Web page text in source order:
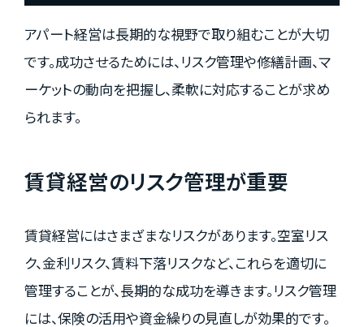
アパート経営は長期的な視野で取り組むことが大切
です。成功させるためには、リスク管理や修繕計画、マ
ーケットの動向を把握し、柔軟に対応することが求め
られます。
賃貸経営のリスク管理が重要
賃貸経営にはさまざまなリスクがあります。空室リス
ク、金利リスク、賃料下落リスクなど、これらを適切に
管理することが、長期的な成功を導きます。リスク管理
には、保険の活用や資金繰りの見直しが効果的です。